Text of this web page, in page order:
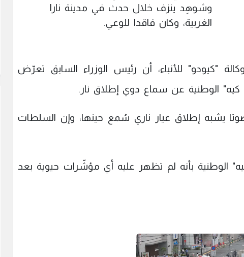
وشوهِد ينزف خلال حدث في مدينة نارا
الغربية، وكان فاقدا للوعي.
"كيودو" للأنباء، أن رئيس الوزراء السابق تعرّض
الوطنية عن سماع دوي إطلاق نار.
يشبه إطلاق عيار ناري سُمع حينها، وإن السلطات
الوطنية بأنه لم تظهر عليه أي مؤشّرات حيوية بعد